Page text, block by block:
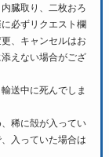
臓取り、二枚おろ
必ずリクエスト欄
、キャンセルはお
えない場合がござ
送中に死んでしま
稀に殻が入ってい
入っていた場合は